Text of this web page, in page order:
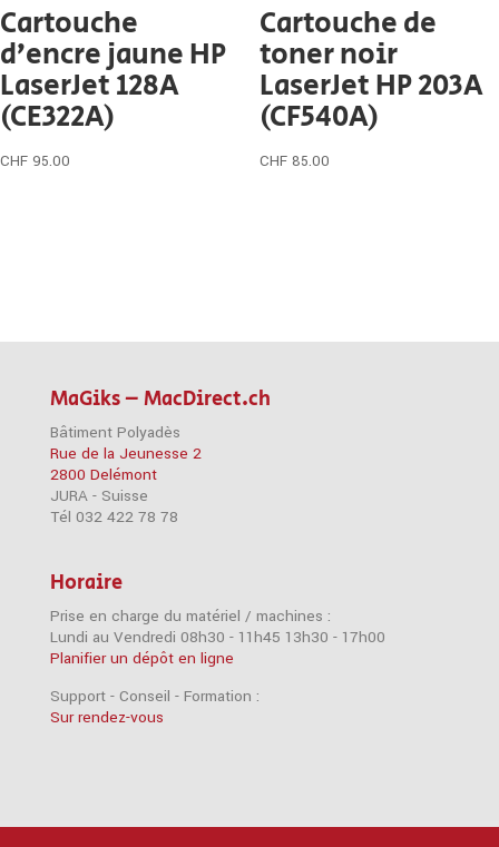
Cartouche
d’encre jaune HP
LaserJet 128A
(CE322A)
CHF 95.00
Cartouche de
toner noir
LaserJet HP 203A
(CF540A)
CHF 85.00
MaGiks – MacDirect.ch
Bâtiment Polyadès
Rue de la Jeunesse 2
2800 Delémont
JURA - Suisse
Tél 032 422 78 78
Horaire
Prise en charge du matériel / machines :
Lundi au Vendredi 08h30 - 11h45 13h30 - 17h00
Planifier un dépôt en ligne
Support - Conseil - Formation :
Sur rendez-vous